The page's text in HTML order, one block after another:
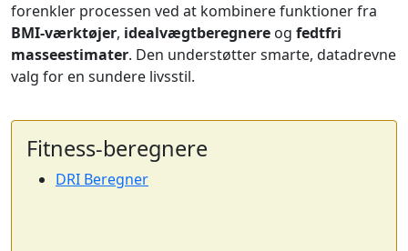
forenkler processen ved at kombinere funktioner fra
BMI-værktøjer, idealvægtberegnere og fedtfri
masseestimater. Den understøtter smarte, datadrevne
valg for en sundere livsstil.
Fitness-beregnere
DRI Beregner